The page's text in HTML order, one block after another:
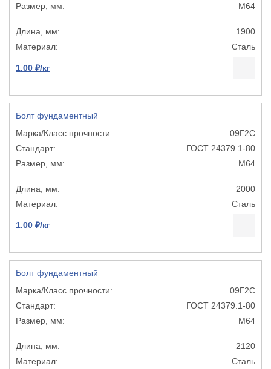
М64
1900
Сталь
1.00 ₽/кг
Болт фундаментный
09Г2С
ГОСТ 24379.1-80
М64
2000
Сталь
1.00 ₽/кг
Болт фундаментный
09Г2С
ГОСТ 24379.1-80
М64
2120
Сталь